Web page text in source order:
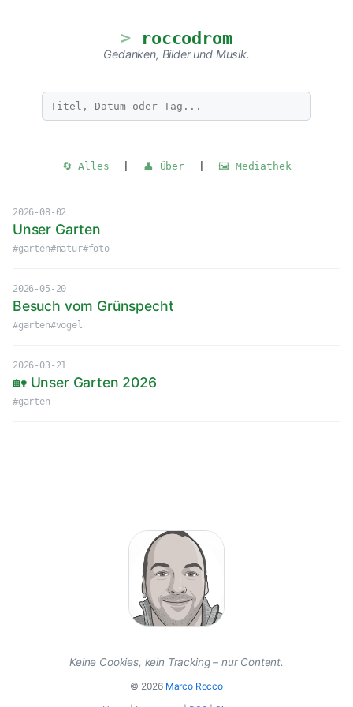
roccodrom
Gedanken, Bilder und Musik.
🔄 Alles 👤 Über 🖼️ Mediathek
2026-08-02
Unser Garten
#garten#natur#foto
2026-05-20
Besuch vom Grünspecht
#garten#vogel
2026-03-21
🏡 Unser Garten 2026
#garten
Keine Cookies, kein Tracking – nur Content.
© 2026 Marco Rocco